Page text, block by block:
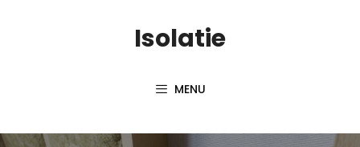
Isolatie
MENU